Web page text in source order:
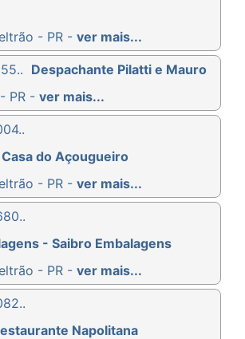
- PR - ver mais...
Despachante Pilatti e Mauro
PR - ver mais...
do Açougueiro
- PR - ver mais...
- Saibro Embalagens
- PR - ver mais...
Napolitana